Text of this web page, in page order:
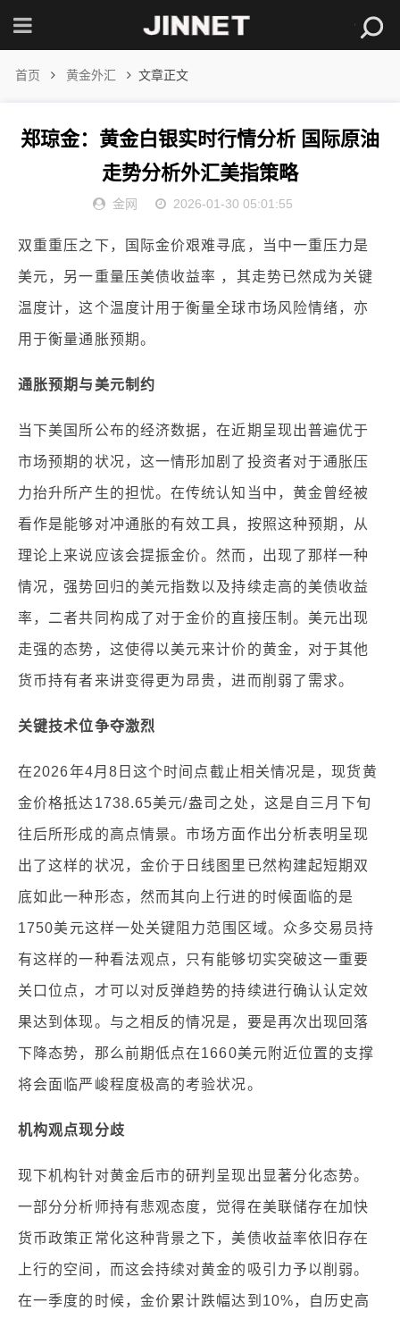
首页 黄金外汇 文章正文
郑琼金：黄金白银实时行情分析 国际原油
走势分析外汇美指策略
金网 2026-01-30 05:01:55
双重重压之下，国际金价艰难寻底，当中一重压力是
美元，另一重量压美债收益率 ，其走势已然成为关键
温度计，这个温度计用于衡量全球市场风险情绪，亦
用于衡量通胀预期。
通胀预期与美元制约
当下美国所公布的经济数据，在近期呈现出普遍优于
市场预期的状况，这一情形加剧了投资者对于通胀压
力抬升所产生的担忧。在传统认知当中，黄金曾经被
看作是能够对冲通胀的有效工具，按照这种预期，从
理论上来说应该会提振金价。然而，出现了那样一种
情况，强势回归的美元指数以及持续走高的美债收益
率，二者共同构成了对于金价的直接压制。美元出现
走强的态势，这使得以美元来计价的黄金，对于其他
货币持有者来讲变得更为昂贵，进而削弱了需求。
关键技术位争夺激烈
在2026年4月8日这个时间点截止相关情况是，现货黄
金价格抵达1738.65美元/盎司之处，这是自三月下旬
往后所形成的高点情景。市场方面作出分析表明呈现
出了这样的状况，金价于日线图里已然构建起短期双
底如此一种形态，然而其向上行进的时候面临的是
1750美元这样一处关键阻力范围区域。众多交易员持
有这样的一种看法观点，只有能够切实突破这一重要
关口位点，才可以对反弹趋势的持续进行确认认定效
果达到体现。与之相反的情况是，要是再次出现回落
下降态势，那么前期低点在1660美元附近位置的支撑
将会面临严峻程度极高的考验状况。
机构观点现分歧
现下机构针对黄金后市的研判呈现出显著分化态势。
一部分分析师持有悲观态度，觉得在美联储存在加快
货币政策正常化这种背景之下，美债收益率依旧存在
上行的空间，而这会持续对黄金的吸引力予以削弱。
在一季度的时候，金价累计跌幅达到10%，自历史高